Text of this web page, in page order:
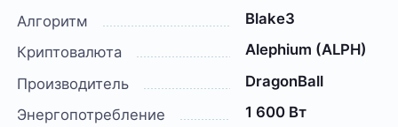
Алгоритм
Blake3
Криптовалюта
Alephium (ALPH)
Производитель
DragonBall
Энергопотребление
1 600 Вт